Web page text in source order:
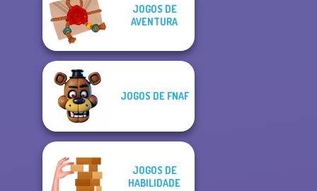
Battle Of Tank
Steel
JOGOS DE
AVENTURA
JOGOS DE FNAF
JOGOS DE
HABILIDADE